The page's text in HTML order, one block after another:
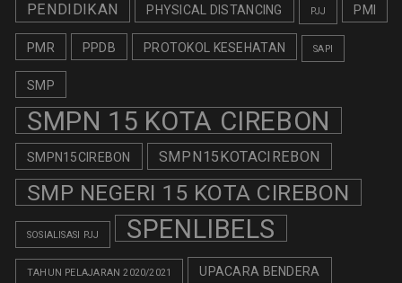
PENDIDIKAN PHYSICAL DISTANCING PJJ PMI
PMR PPDB PROTOKOL KESEHATAN SAPI
SMP
SMPN 15 KOTA CIREBON
SMPN15CIREBON SMPN15KOTACIREBON
SMP NEGERI 15 KOTA CIREBON
SOSIALISASI PJJ SPENLIBELS
TAHUN PELAJARAN 2020/2021 UPACARA BENDERA